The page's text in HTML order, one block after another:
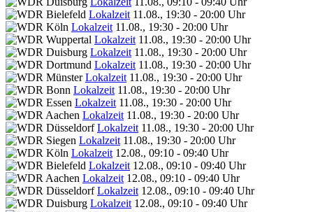
Lokalzeit 11.08., 19:30 - 20:00 Uhr
Lokalzeit 11.08., 19:30 - 20:00 Uhr
Lokalzeit 11.08., 19:30 - 20:00 Uhr
Lokalzeit 11.08., 19:30 - 20:00 Uhr
Lokalzeit 11.08., 19:30 - 20:00 Uhr
Lokalzeit 11.08., 19:30 - 20:00 Uhr
Lokalzeit 11.08., 19:30 - 20:00 Uhr
Lokalzeit 11.08., 19:30 - 20:00 Uhr
Lokalzeit 11.08., 19:30 - 20:00 Uhr
Lokalzeit 11.08., 19:30 - 20:00 Uhr
Lokalzeit 11.08., 19:30 - 20:00 Uhr
Lokalzeit 12.08., 09:10 - 09:40 Uhr
Lokalzeit 12.08., 09:10 - 09:40 Uhr
Lokalzeit 12.08., 09:10 - 09:40 Uhr
Lokalzeit 12.08., 09:10 - 09:40 Uhr
Lokalzeit 12.08., 09:10 - 09:40 Uhr